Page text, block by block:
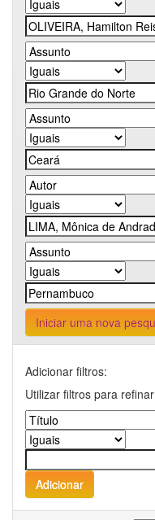
Iniciar uma nova
Adicionar filtros:
Utilizar filtros para